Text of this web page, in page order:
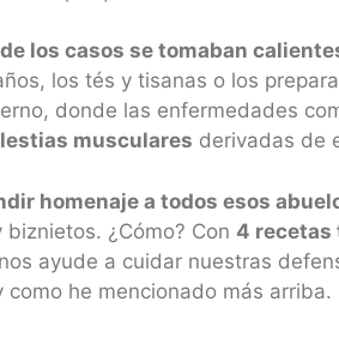
los casos se tomaban
los tés y tisanas o los
donde las enfermedades
musculares derivadas de
homenaje a todos esos
¿Cómo? Con 4 recetas
ayude a cuidar nuestras
he mencionado más arriba.